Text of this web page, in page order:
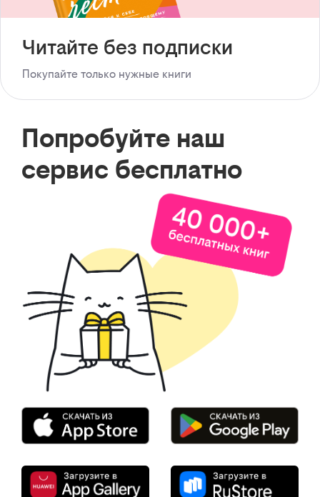
Читайте без подписки
Покупайте только нужные книги
Попробуйте наш
сервис бесплатно